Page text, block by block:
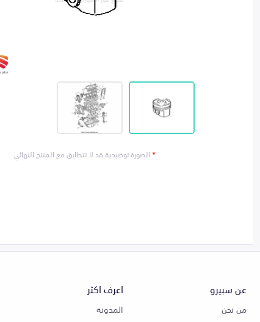
*الصورة توضيحية قد لا تتطابق مع المنتج النهائي
عن سبيرو
من نحن
اعرف اكثر
المدونة